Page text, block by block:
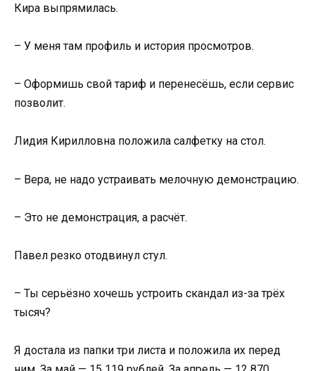
Кира выпрямилась.
– У меня там профиль и история просмотров.
– Оформишь свой тариф и перенесёшь, если сервис
позволит.
Лидия Кирилловна положила салфетку на стол.
– Вера, не надо устраивать мелочную демонстрацию.
– Это не демонстрация, а расчёт.
Павел резко отодвинул стул.
– Ты серьёзно хочешь устроить скандал из-за трёх
тысяч?
Я достала из папки три листа и положила их перед